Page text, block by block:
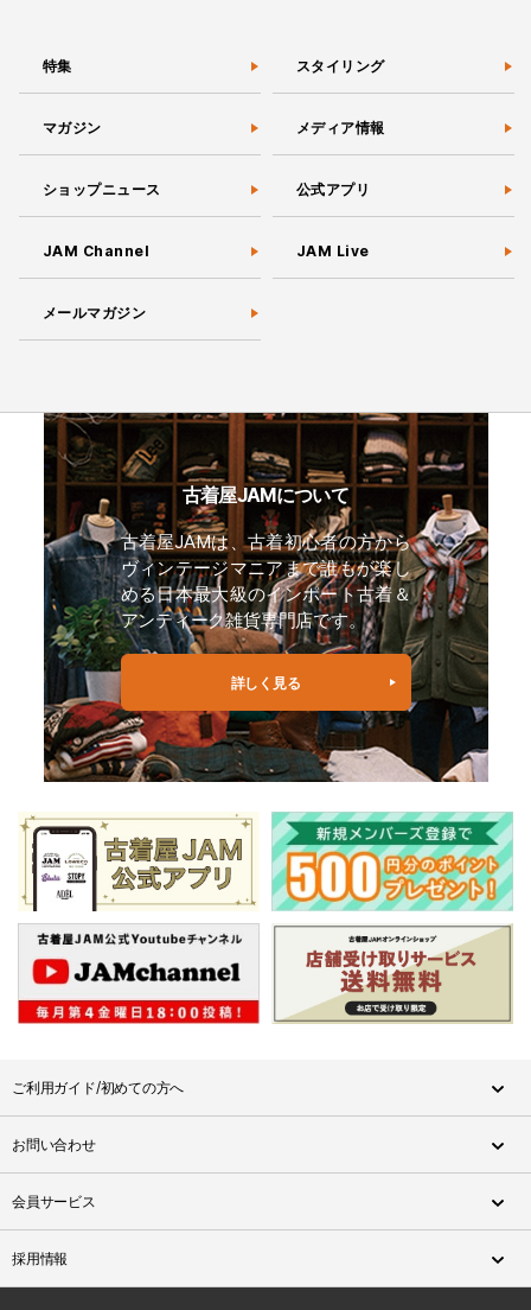
特集 スタイリング
マガジン メディア情報
ショップニュース 公式アプリ
JAM Channel JAM Live
メールマガジン
古着屋JAMについて
古着屋JAMは、古着初心者の方から
ヴィンテージマニアまで誰もが楽し
める日本最大級のインポート古着＆
アンティーク雑貨専門店です。
詳しく見る
ご利用ガイド/初めての方へ
お問い合わせ
会員サービス
採用情報